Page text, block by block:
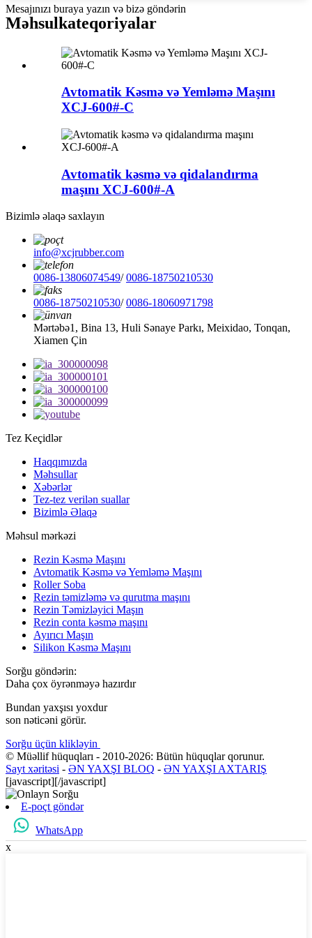
Mesajınızı buraya yazın və bizə göndərin
Məhsulkateqoriyalar
Avtomatik Kəsmə və Yemləmə Maşını
XCJ-600#-C
Avtomatik kəsmə və qidalandırma
maşını XCJ-600#-A
Bizimlə əlaqə saxlayın
info@xcjrubber.com
0086-13806074549/0086-18750210530
0086-18750210530/0086-18060971798
Mərtəbə1, Bina 13, Huli Sənaye Parkı, Meixidao, Tonqan,
Xiamen Çin
Tez Keçidlər
Haqqımızda
Məhsullar
Xəbərlər
Tez-tez verilən suallar
Bizimlə Əlaqə
Məhsul mərkəzi
Rezin Kəsmə Maşını
Avtomatik Kəsmə və Yemləmə Maşını
Roller Soba
Rezin təmizləmə və qurutma maşını
Rezin Təmizləyici Maşın
Rezin conta kəsmə maşını
Ayırıcı Maşın
Silikon Kəsmə Maşını
Sorğu göndərin:
Daha çox öyrənməyə hazırdır
Bundan yaxşısı yoxdur
son nəticəni görür.
Sorğu üçün klikləyin
© Müəllif hüquqları - 2010-2026: Bütün hüquqlar qorunur.
Sayt xəritəsi - ƏN YAXŞI BLOQ - ƏN YAXŞI AXTARIŞ
[javascript][/javascript]
E-poçt göndər
WhatsApp
x